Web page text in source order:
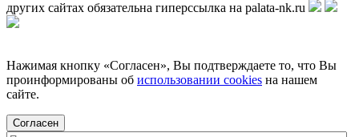
других сайтах обязательна гиперссылка на palata-nk.ru
Нажимая кнопку «Согласен», Вы подтверждаете то, что Вы
проинформированы об использовании cookies на нашем
сайте.
Согласен